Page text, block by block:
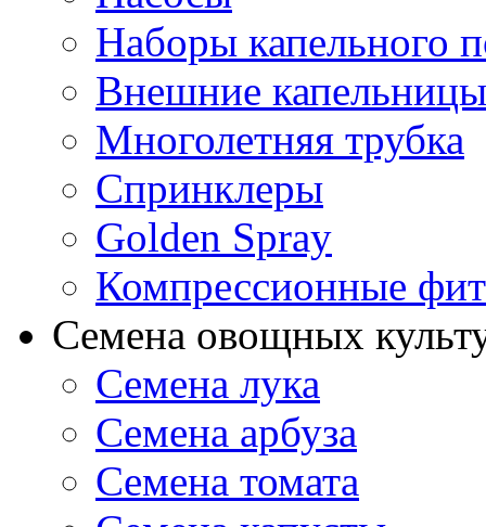
Наборы капельного
Внешние капельницы
Многолетняя трубка
Спринклеры
Golden Spray
Компрессионные
Семена овощных
Семена лука
Семена арбуза
Семена томата